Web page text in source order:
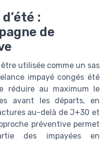
:
de
utilisée comme un sas
impayé congés été
réduire au maximum le
avant les départs, en
au-delà de J+30 et
préventive permet
des impayées en